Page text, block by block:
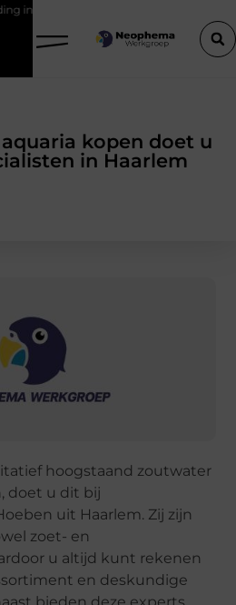
kopen doet u
in Haarlem
hoogstaand zoutwater
doet u dit bij
uit Haarlem. Zij zijn
zoet- en
u altijd kunt rekenen
en deskundige